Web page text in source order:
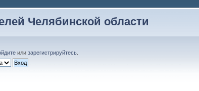
Челябинской области
илизарегистрируйтесь